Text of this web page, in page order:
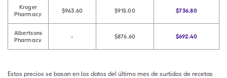
Kroger
Pharmacy
$963.60 $915.00 $736.80
Albertsons
Pharmacy
- $876.60 $692.40
Estos precios se basan en los datos del último mes de surtidos de recetas